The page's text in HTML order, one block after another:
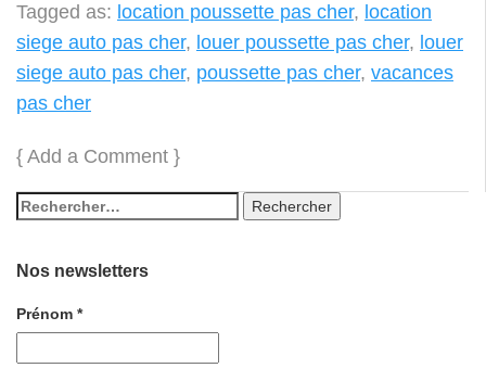
Tagged as: location poussette pas cher, location
siege auto pas cher, louer poussette pas cher, louer
siege auto pas cher, poussette pas cher, vacances
pas cher
{ Add a Comment }
Nos newsletters
Prénom *